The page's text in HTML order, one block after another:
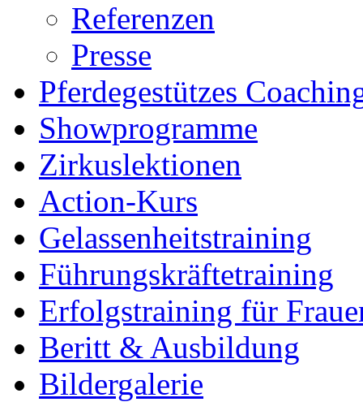
Referenzen
Presse
Pferdegestützes
Showprogramme
Zirkuslektionen
Action-Kurs
Gelassenheitstraining
Führungskräftetraining
Erfolgstraining für
Beritt & Ausbildung
Bildergalerie